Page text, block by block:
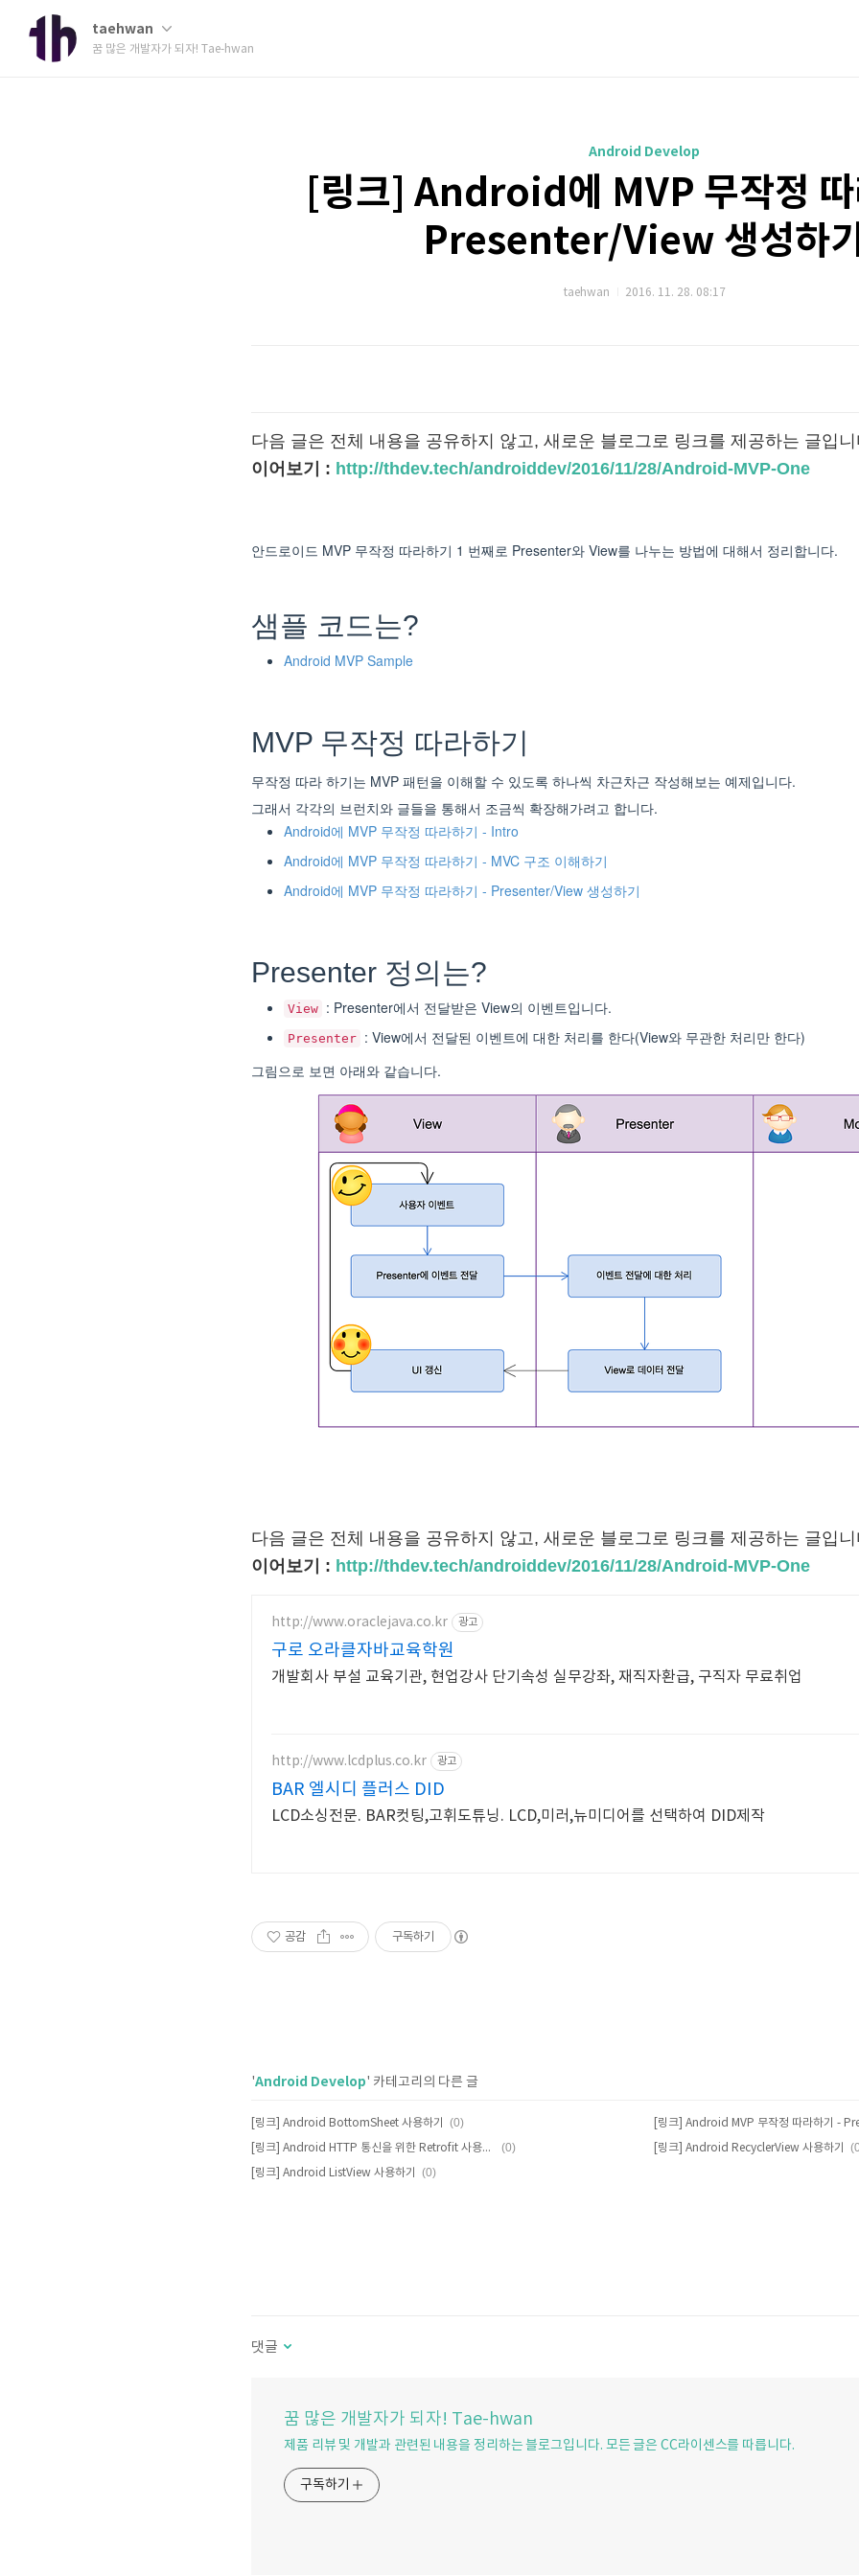
taehwan
꿈 많은 개발자가 되자! Tae-hwan
Android Develop
[링크] Android에 MVP 무작정
Presenter/View 생성하
taehwan 2016. 11. 28. 08:17
다음 글은 전체 내용을 공유하지 않고, 새로운 블로그로 링크를 제공하는 글입
이어보기 : http://thdev.tech/androiddev/2016/11/28/Android-MVP-One
안드로이드 MVP 무작정 따라하기 1 번째로 Presenter와 View를 나누는 방법에 대해서 정리합니다.
샘플 코드는?
Android MVP Sample
MVP 무작정 따라하기
무작정 따라 하기는 MVP 패턴을 이해할 수 있도록 하나씩 차근차근 작성해보는 예제입니다.
그래서 각각의 브런치와 글들을 통해서 조금씩 확장해가려고 합니다.
Android에 MVP 무작정 따라하기 - Intro
Android에 MVP 무작정 따라하기 - MVC 구조 이해하기
Android에 MVP 무작정 따라하기 - Presenter/View 생성하기
Presenter 정의는?
View : Presenter에서 전달받은 View의 이벤트입니다.
Presenter : View에서 전달된 이벤트에 대한 처리를 한다(View와 무관한 처리만 한다)
그림으로 보면 아래와 같습니다.
다음 글은 전체 내용을 공유하지 않고, 새로운 블로그로 링크를 제공하는 글입
이어보기 : http://thdev.tech/androiddev/2016/11/28/Android-MVP-One
http://www.oraclejava.co.kr 광고
구로 오라클자바교육학원
개발회사 부설 교육기관, 현업강사 단기속성 실무강좌, 재직자환급, 구직자 무료취업
http://www.lcdplus.co.kr 광고
BAR 엘시디 플러스 DID
LCD소싱전문. BAR컷팅,고휘도튜닝. LCD,미러,뉴미디어를 선택하여 DID제작
공감 구독하기
'Android Develop' 카테고리의 다른 글
[링크] Android BottomSheet 사용하기 (0)
[링크] Android HTTP 통신을 위한 Retrofit 사용하기 (0) [링크] Android RecyclerView 사용하기
[링크] Android ListView 사용하기 (0)
댓글
꿈 많은 개발자가 되자! Tae-hwan
제품 리뷰 및 개발과 관련된 내용을 정리하는 블로그입니다. 모든 글은 CC라이센스를 따릅니다.
구독하기